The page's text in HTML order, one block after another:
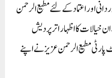
دانی اور اعتماد کے لئے مطیع الرحمن
خیالات کا اظہار اتر پردیش
مطیع الرحمن عزیز نے اپنے